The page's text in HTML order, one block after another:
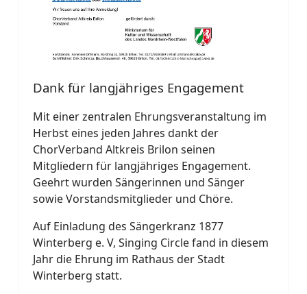
Dank für langjähriges Engagement
Mit einer zentralen Ehrungsveranstaltung im
Herbst eines jeden Jahres dankt der
ChorVerband Altkreis Brilon seinen
Mitgliedern für langjähriges Engagement.
Geehrt wurden Sängerinnen und Sänger
sowie Vorstandsmitglieder und Chöre.
Auf Einladung des Sängerkranz 1877
Winterberg e. V, Singing Circle fand in diesem
Jahr die Ehrung im Rathaus der Stadt
Winterberg statt.